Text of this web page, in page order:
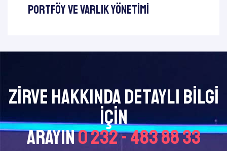
Portföy ve Varlık Yönetimi
Zirve Hakkında Detaylı bilgi
için
arayın0 232 - 483 88 33